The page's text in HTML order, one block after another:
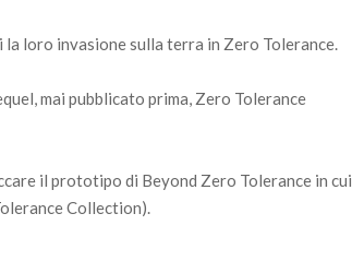
la loro invasione sulla terra in Zero Tolerance.
mai pubblicato prima, Zero Tolerance
il prototipo di Beyond Zero Tolerance in cui
Collection).